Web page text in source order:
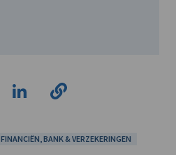
FINANCIËN, BANK & VERZEKERINGEN